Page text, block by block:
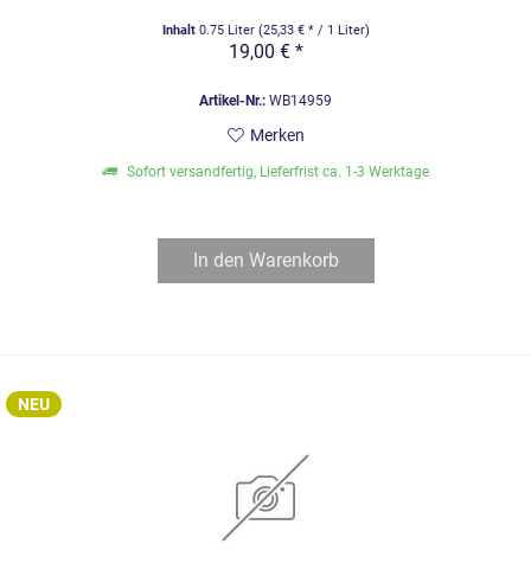
Inhalt 0.75 Liter (25,33 € * / 1 Liter)
19,00 € *
Artikel-Nr.: WB14959
Merken
Sofort versandfertig, Lieferfrist ca. 1-3 Werktage
In den Warenkorb
NEU